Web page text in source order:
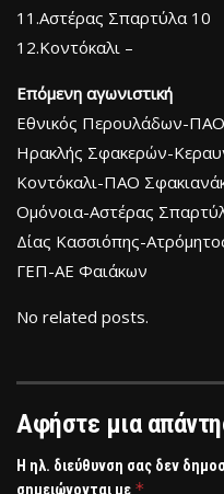
11.Αστέρας Σπαρτύλα 10
12.Κοντόκαλι –
Επόμενη αγωνιστική
Εθνικός Περουλάδων-
Ηρακλής Σφακερών-
Κοντόκαλι-ΠΑΟ
Ομόνοια-Αστέρας
Δίας Κασσιόπης-
ΓΕΠ-ΑΕ Φαιάκων
No related posts.
Αφήστε μια
Η ηλ. διεύθυνση σας δεν
σημειώνονται με *